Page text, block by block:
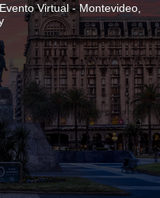
Evento Virtual - Montevideo,